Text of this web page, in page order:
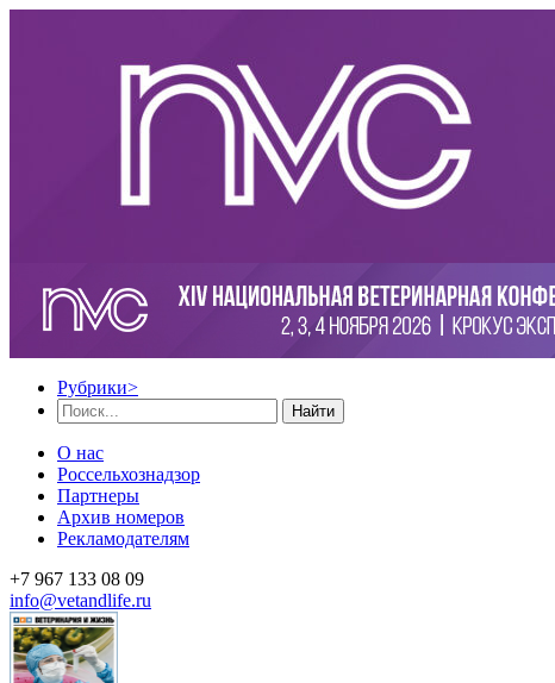
Рубрики>
Найти
О нас
Россельхознадзор
Партнеры
Архив номеров
Рекламодателям
+7 967 133 08 09
info@vetandlife.ru